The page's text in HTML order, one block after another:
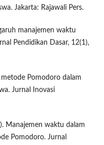
Jakarta: Rajawali Pers.
manajemen waktu
Pendidikan Dasar, 12(1),
Pomodoro dalam
Jurnal Inovasi
Manajemen waktu dalam
Pomodoro. Jurnal